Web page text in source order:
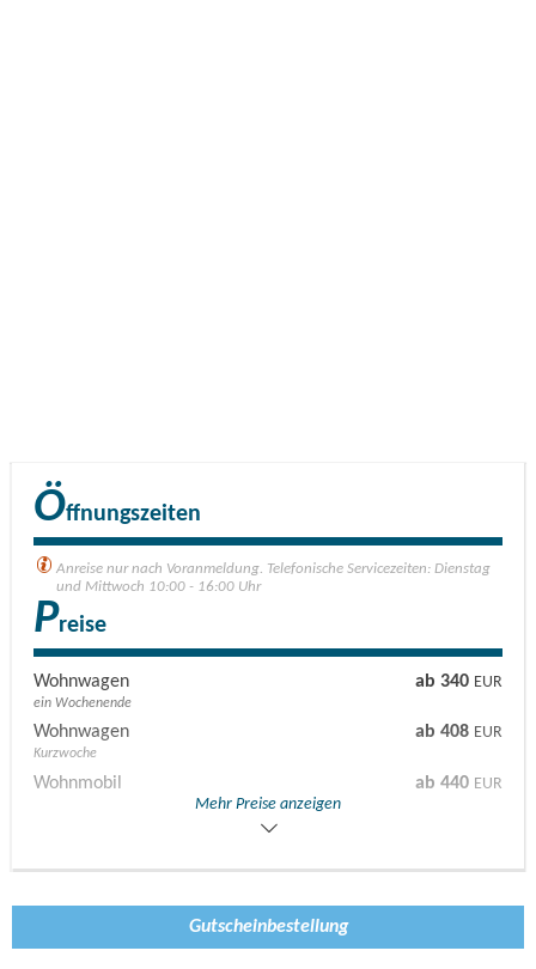
Öffnungszeiten
Anreise nur nach Voranmeldung. Telefonische Servicezeiten: Dienstag
und Mittwoch 10:00 - 16:00 Uhr
Preise
Wohnwagen ab 340 EUR
ein Wochenende
Wohnwagen ab 408 EUR
Kurzwoche
Wohnmobil ab 440 EUR
Mehr Preise anzeigen
Gutscheinbestellung